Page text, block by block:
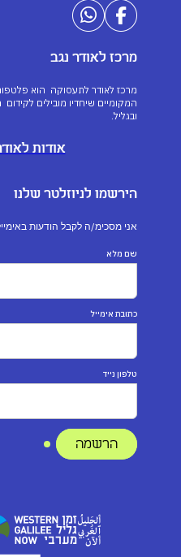
מרכז לאודר נגב
מרכז לאודר לתעסוקה הוא
המקומיים שיחדיו מובילים
ובגליל.
אודות
הירשמו לניוזלטר שלנו
אני מסכימ/ה לקבל הודעות
שם מלא
כתובת אימייל
טלפון נייד